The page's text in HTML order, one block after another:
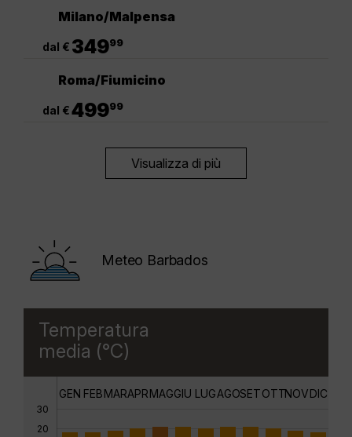
Milano/Malpensa
dal € 34999
Roma/Fiumicino
dal €49999
Visualizza di più
Meteo Barbados
Temperatura
media (°C)
30
20
GEN FEBMARAPRMAGGIU LUGAGOSETOTTNOVDIC